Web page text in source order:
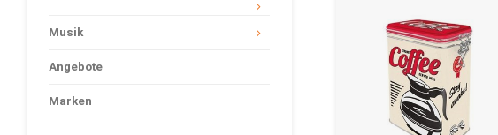
Musik
Angebote
Marken